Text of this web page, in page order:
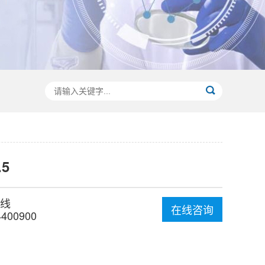
在线咨询